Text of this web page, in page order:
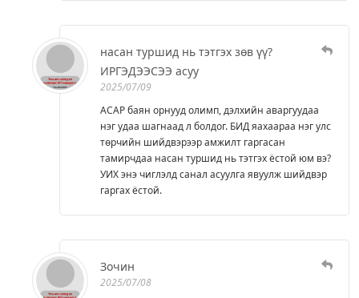
насан туршид нь тэтгэх зөв үү?
ИРГЭДЭЭСЭЭ асуу
2025/07/09
АСАР баян орнууд олимп, дэлхийн аваргуудаа
нэг удаа шагнаад л болдог. БИД яахаараа нэг улс
төрчийн шийдвэрээр амжилт гаргасан
тамирчдаа насан туршид нь тэтгэх ёстой юм вэ?
УИХ энэ чиглэлд санал асуулга явуулж шийдвэр
гаргах ёстой.
Зочин
2025/07/08